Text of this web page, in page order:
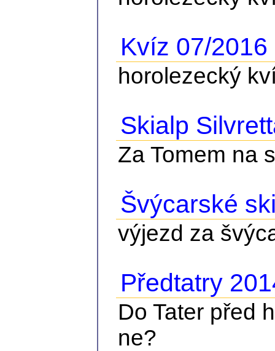
Kvíz 07/
horolezecký
Skialp
Za Tomem na
Švýcarské
výjezd za
Předtatry
Do Tater před
ne?